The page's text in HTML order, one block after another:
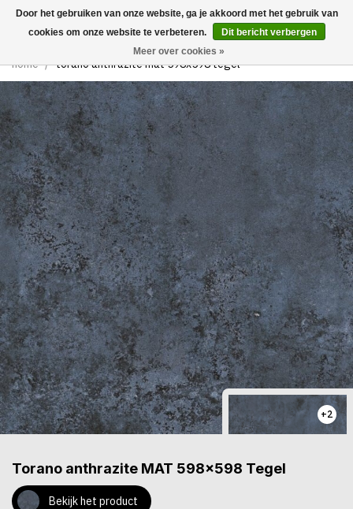
0
home / torano anthrazite mat 598x598 tegel
+2
Torano anthrazite MAT 598x598 Tegel
Bekijk het product
Door het gebruiken van onze website, ga je akkoord met het gebruik van
cookies om onze website te verbeteren.
Dit bericht verbergen
Meer over cookies »